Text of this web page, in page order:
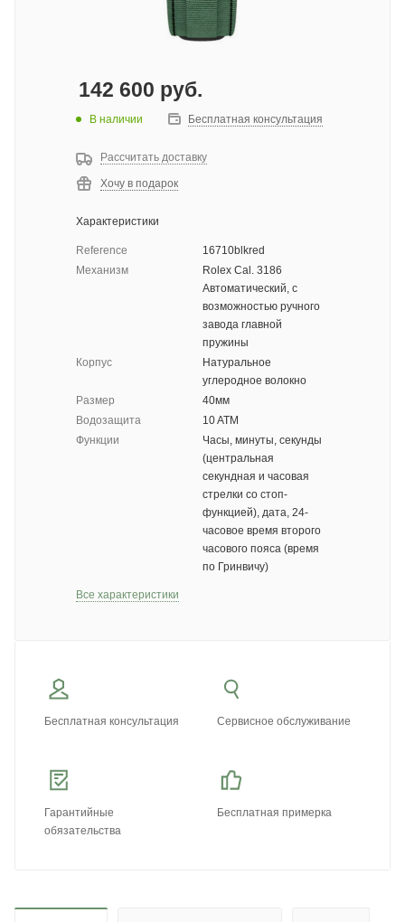
142 600 руб.
В наличии Бесплатная консультация
Рассчитать доставку
Хочу в подарок
Характеристики
Reference
16710blkred
Механизм
Rolex Cal. 3186
Автоматический, с
возможностью ручного
завода главной
пружины
Корпус
Натуральное
углеродное волокно
Размер
40мм
Водозащита
10 ATM
Функции
Часы, минуты, секунды
(центральная
секундная и часовая
стрелки со стоп-
функцией), дата, 24-
часовое время второго
часового пояса (время
по Гринвичу)
Все характеристики
Бесплатная консультация Сервисное обслуживание
Гарантийные
обязательства
Бесплатная примерка